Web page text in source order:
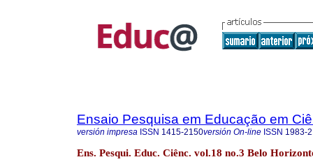
Ensaio Pesquisa em Educação em
versión impresa ISSN 1415-2150versión On-line ISSN 1983-
Ens. Pesqui. Educ. Ciênc. vol.18 no.3 Belo